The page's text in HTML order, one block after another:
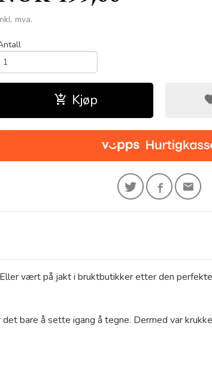
mva.
Kjøp
vært på jakt i bruktbutikker etter den
bare å sette igang å tegne. Dermed var